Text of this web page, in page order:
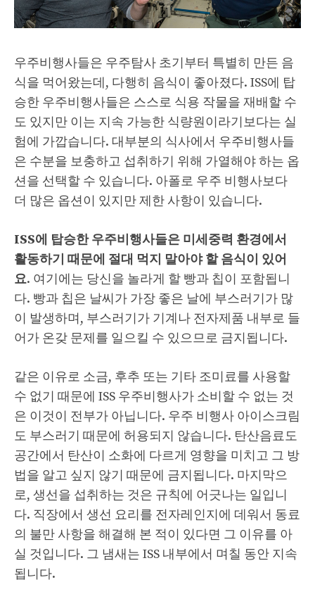
우주비행사들은 우주탐사 초기부터 특별히 만든 음
식을 먹어왔는데, 다행히 음식이 좋아졌다. ISS에 탑
승한 우주비행사들은 스스로 식용 작물을 재배할 수
도 있지만 이는 지속 가능한 식량원이라기보다는 실
험에 가깝습니다. 대부분의 식사에서 우주비행사들
은 수분을 보충하고 섭취하기 위해 가열해야 하는 옵
션을 선택할 수 있습니다. 아폴로 우주 비행사보다
더 많은 옵션이 있지만 제한 사항이 있습니다.
ISS에 탑승한 우주비행사들은 미세중력 환경에서
활동하기 때문에 절대 먹지 말아야 할 음식이 있어
요. 여기에는 당신을 놀라게 할 빵과 칩이 포함됩니
다. 빵과 칩은 날씨가 가장 좋은 날에 부스러기가 많
이 발생하며, 부스러기가 기계나 전자제품 내부로 들
어가 온갖 문제를 일으킬 수 있으므로 금지됩니다.
같은 이유로 소금, 후추 또는 기타 조미료를 사용할
수 없기 때문에 ISS 우주비행사가 소비할 수 없는 것
은 이것이 전부가 아닙니다. 우주 비행사 아이스크림
도 부스러기 때문에 허용되지 않습니다. 탄산음료도
공간에서 탄산이 소화에 다르게 영향을 미치고 그 방
법을 알고 싶지 않기 때문에 금지됩니다. 마지막으
로, 생선을 섭취하는 것은 규칙에 어긋나는 일입니
다. 직장에서 생선 요리를 전자레인지에 데워서 동료
의 불만 사항을 해결해 본 적이 있다면 그 이유를 아
실 것입니다. 그 냄새는 ISS 내부에서 며칠 동안 지속
됩니다.